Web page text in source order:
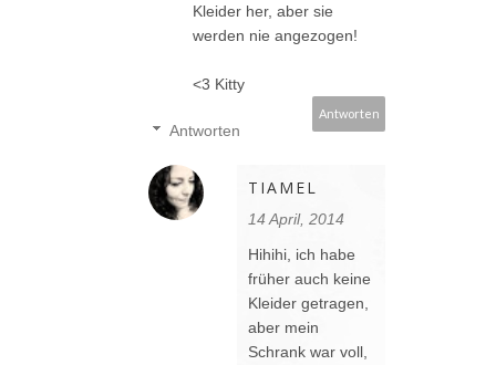
Kleider her, aber sie
werden nie angezogen!
<3 Kitty
Antworten
Antworten
TIAMEL
14 April, 2014
Hihihi, ich habe
früher auch keine
Kleider getragen,
aber mein
Schrank war voll,